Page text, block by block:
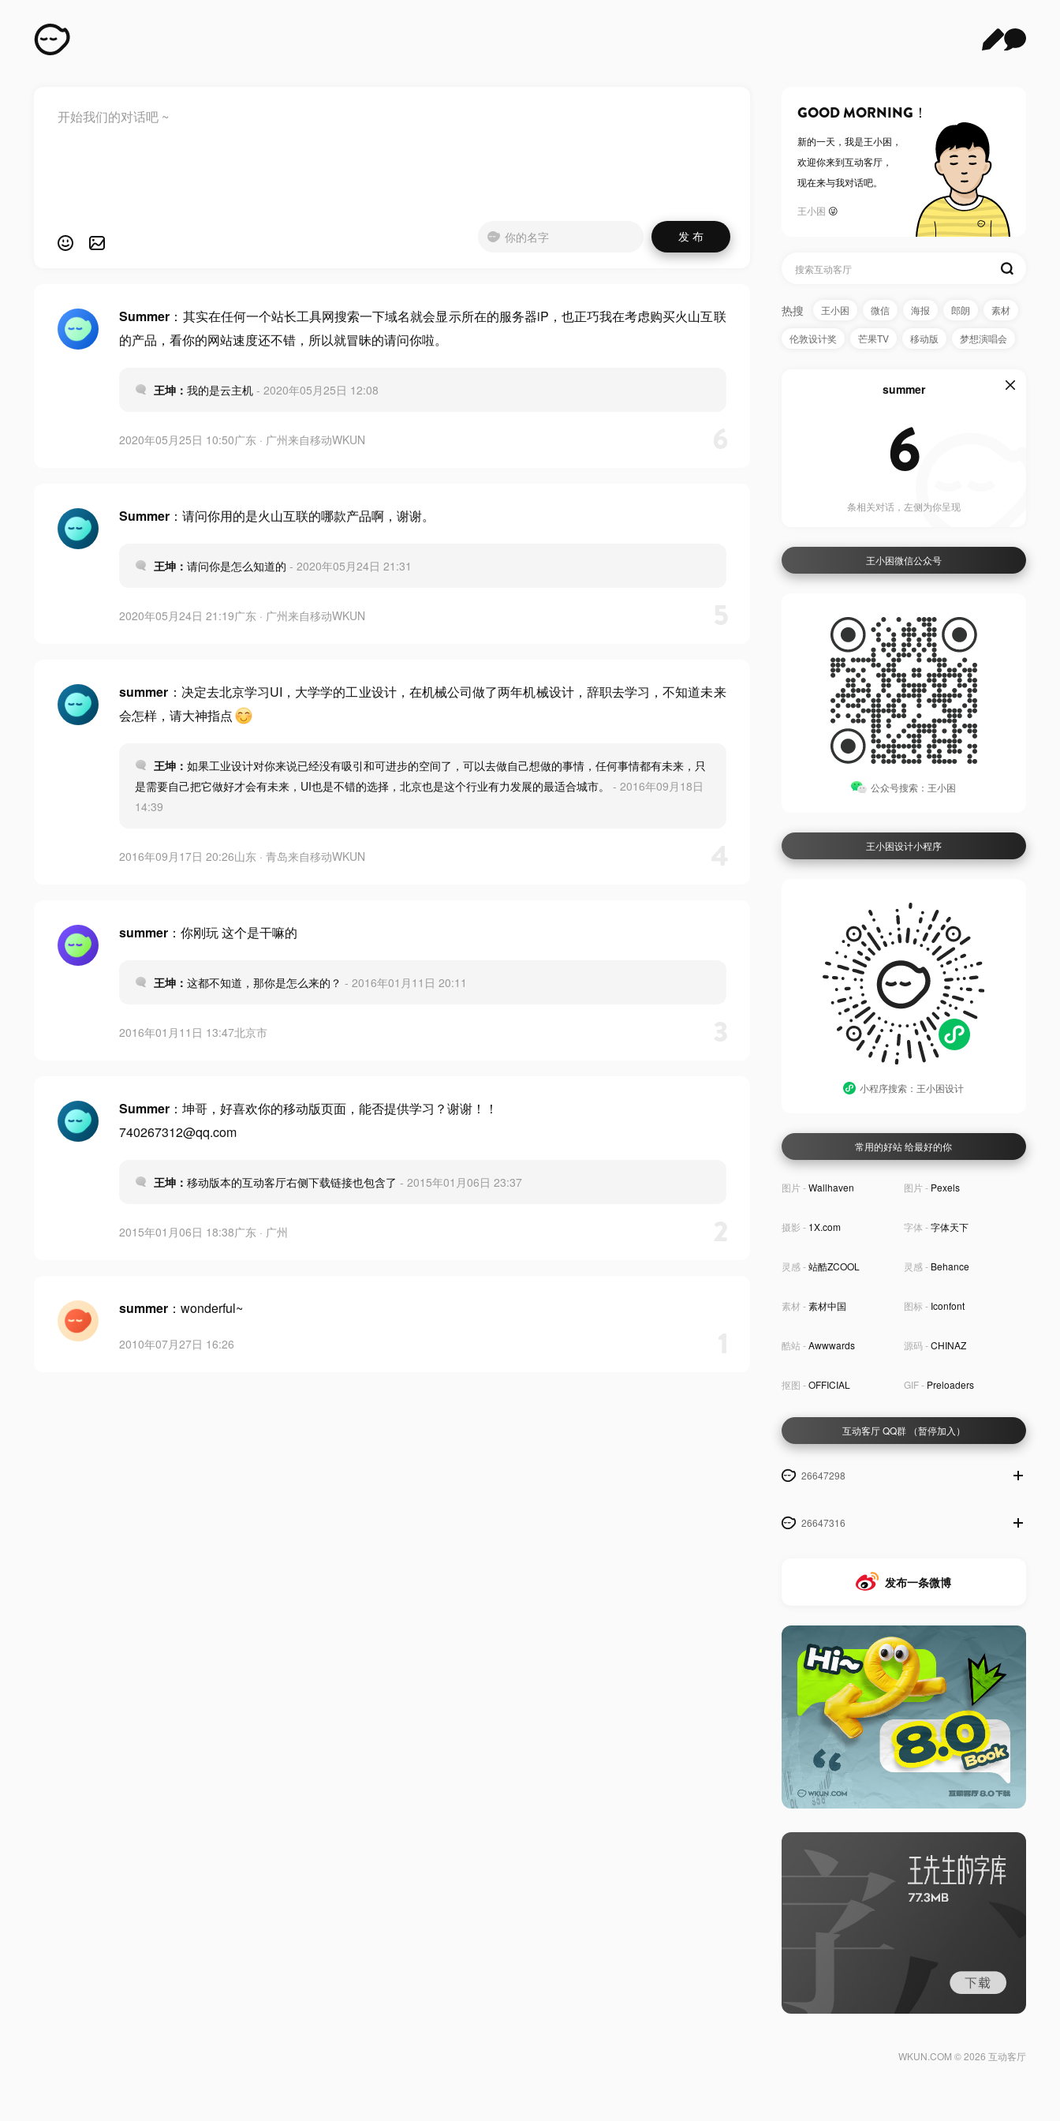
Summer ：其实在任何一个站长工具网搜索一下域名就会显示所在的服务器iP，也正巧我在考虑购买火山互联
的产品，看你的网站速度还不错，所以就冒昧的请问你啦。
王坤：我的是云主机- 2020年05月25日 12:08
2020年05月25日 10:50广东 · 广州来自移动WKUN
Summer ：请问你用的是火山互联的哪款产品啊，谢谢。
王坤：请问你是怎么知道的- 2020年05月24日 21:31
2020年05月24日 21:19广东 · 广州来自移动WKUN
summer ：决定去北京学习UI，大学学的工业设计，在机械公司做了两年机械设计，辞职去学习，不知道未来
会怎样，请大神指点
王坤：如果工业设计对你来说已经没有吸引和可进步的空间了，可以去做自己想做的事情，任何事情都有未来，只
是需要自己把它做好才会有未来，UI也是不错的选择，北京也是这个行业有力发展的最适合城市。- 2016年09月18日
14:39
2016年09月17日 20:26山东 · 青岛来自移动WKUN
summer ：你刚玩 这个是干嘛的
王坤：这都不知道，那你是怎么来的？- 2016年01月11日 20:11
2016年01月11日 13:47北京市
Summer ：坤哥，好喜欢你的移动版页面，能否提供学习？谢谢！！
740267312@qq.com
王坤：移动版本的互动客厅右侧下载链接也包含了- 2015年01月06日 23:37
2015年01月06日 18:38广东 · 广州
summer ：wonderful~
2010年07月27日 16:26
GOOD MORNING！
新的一天， 我是王小困 ，
欢迎你来到互动客厅，
现在来与我对话吧。
王小困 😜
热搜 王小困 微信 海报 郎朗 素材
伦敦设计奖 芒果TV 移动版 梦想演唱会
summer
6
条相关对话，左侧为你呈现
王小困微信公众号
公众号搜索：王小困
王小困设计小程序
小程序搜索：王小困设计
常用的好站 给最好的你
图片 -Wallhaven 图片 - Pexels
摄影 - 1X.com 字体 -字体天下
灵感 -站酷ZCOOL 灵感 - Behance
素材 -素材中国 图标 - Iconfont
酷站 -Awwwards 源码 -CHINAZ
抠图 -OFFICIAL GIF - Preloaders
互动客厅 QQ群 （暂停加入）
26647298
26647316
发布一条微博
WKUN.COM ©2026 互动客厅